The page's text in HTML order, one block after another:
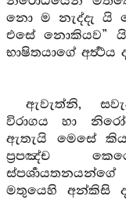
නො ම නැද්දැ යි
එසේ නොකියව”
භාෂිතයාගේ
ඇවැත්නි,
විරාගය හා
ඇතැයි මෙසේ
ප්‍රපඤ්ච
මතුයෙහි අන්කිසි